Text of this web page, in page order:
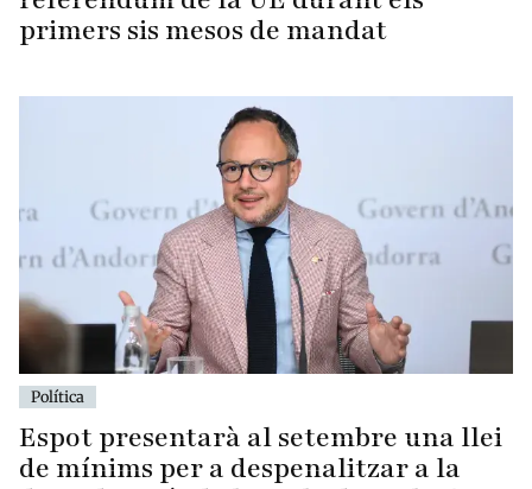
primers sis mesos de mandat
Política
Espot presentarà al setembre una llei
de mínims per a despenalitzar a la